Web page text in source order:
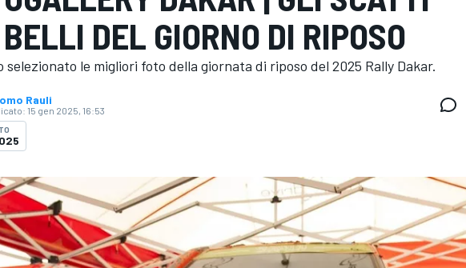
DEL GIORNO DI RIPOSO
selezionato le migliori foto della giornata di riposo del 2025 Rally Dakar.
Rauli
15 gen 2025, 16:53